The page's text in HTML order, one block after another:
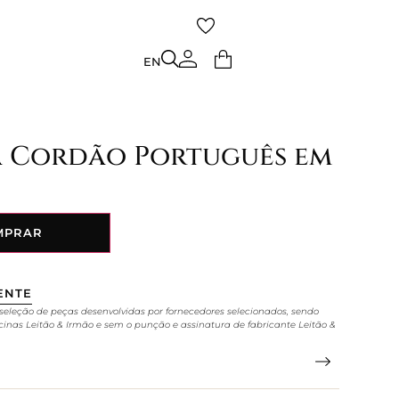
EN
Cordão Português em
de peças desenvolvidas por fornecedores selecionados, sendo
Leitão & Irmão e sem o punção e assinatura de fabricante Leitão &